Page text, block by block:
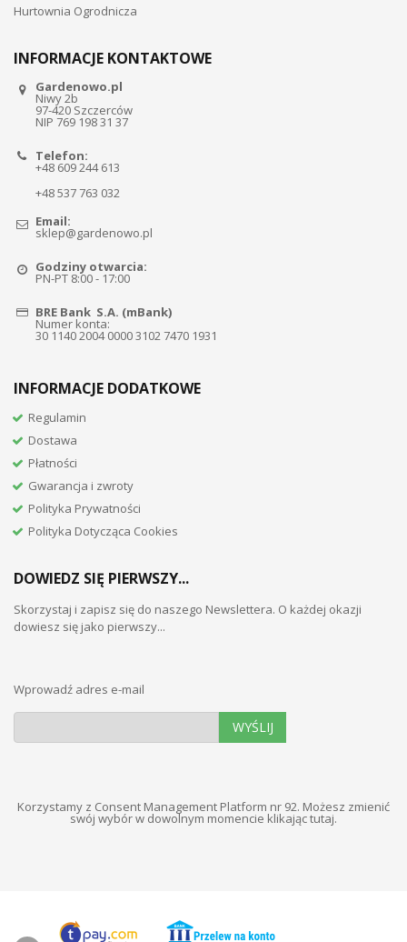
Hurtownia Ogrodnicza
INFORMACJE KONTAKTOWE
Gardenowo.pl
Niwy 2b
97-420 Szczerców
NIP 769 198 31 37
Telefon:
+48 609 244 613
+48 537 763 032
Email:
sklep@gardenowo.pl
Godziny otwarcia:
PN-PT 8:00 - 17:00
BRE Bank S.A. (mBank)
Numer konta:
30 1140 2004 0000 3102 7470 1931
INFORMACJE DODATKOWE
Regulamin
Dostawa
Płatności
Gwarancja i zwroty
Polityka Prywatności
Polityka Dotycząca Cookies
DOWIEDZ SIĘ PIERWSZY...
Skorzystaj i zapisz się do naszego Newslettera. O każdej okazji
dowiesz się jako pierwszy...
Wprowadź adres e-mail
WYŚLIJ
Korzystamy z Consent Management Platform nr 92. Możesz zmienić
swój wybór w dowolnym momencie klikając tutaj.